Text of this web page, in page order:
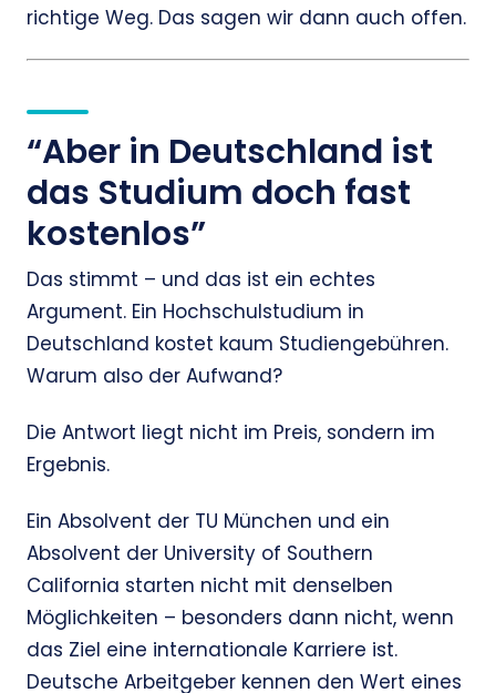
richtige Weg. Das sagen wir dann auch offen.
“Aber in Deutschland ist
das Studium doch fast
kostenlos”
Das stimmt – und das ist ein echtes
Argument. Ein Hochschulstudium in
Deutschland kostet kaum Studiengebühren.
Warum also der Aufwand?
Die Antwort liegt nicht im Preis, sondern im
Ergebnis.
Ein Absolvent der TU München und ein
Absolvent der University of Southern
California starten nicht mit denselben
Möglichkeiten – besonders dann nicht, wenn
das Ziel eine internationale Karriere ist.
Deutsche Arbeitgeber kennen den Wert eines